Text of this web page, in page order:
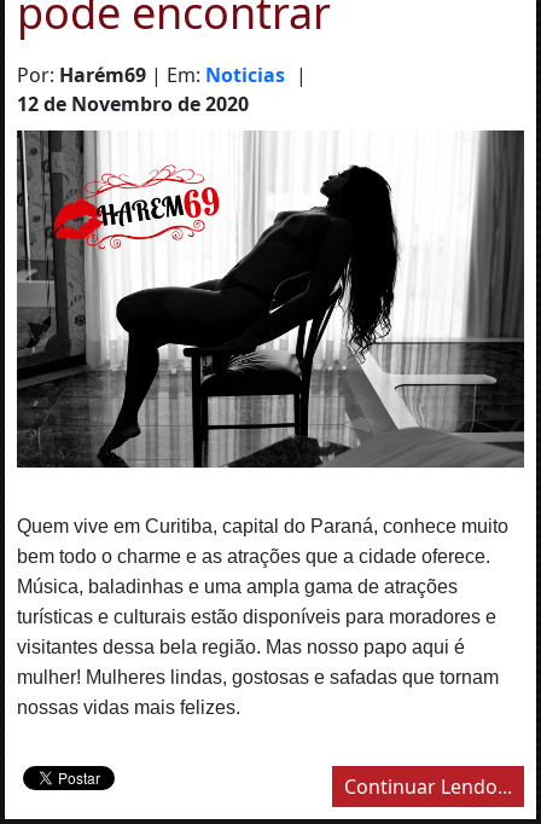
pode encontrar
Por: Harém69 | Em: Noticias |
12 de Novembro de 2020
Quem vive em Curitiba, capital do Paraná, conhece muito
bem todo o charme e as atrações que a cidade oferece.
Música, baladinhas e uma ampla gama de atrações
turísticas e culturais estão disponíveis para moradores e
visitantes dessa bela região. Mas nosso papo aqui é
mulher! Mulheres lindas, gostosas e safadas que tornam
nossas vidas mais felizes.
Continuar Lendo...